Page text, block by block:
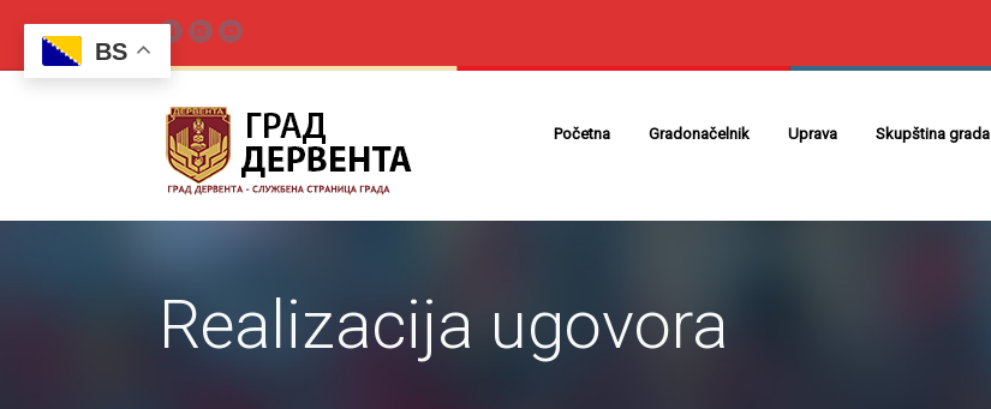
Početna Gradonačelnik Uprava Skupština grada
Realizacija ugovora
BS